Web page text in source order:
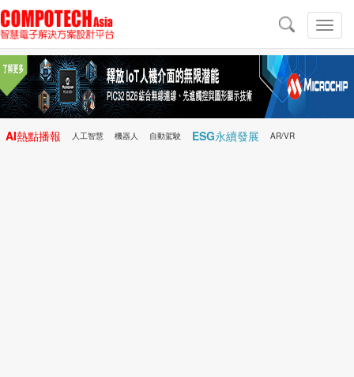
切
換
導
導
航
AI熱點播報 人工智慧 機器人 自動駕駛 ESG永續發展 AR/VR